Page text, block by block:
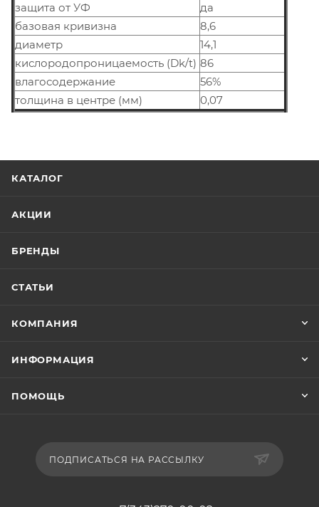
защита от УФ
да
базовая кривизна
8,6
диаметр
14,1
кислородопроницаемость (Dk/t) 86
влагосодержание
56%
толщина в центре (мм)
0,07
КАТАЛОГ
АКЦИИ
БРЕНДЫ
СТАТЬИ
КОМПАНИЯ
ИНФОРМАЦИЯ
ПОМОЩЬ
ПОДПИСАТЬСЯ НА РАССЫЛКУ